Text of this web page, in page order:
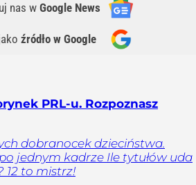
nas w Google News
źródło w Google
PRL-u. Rozpoznasz
dobranocek dzieciństwa.
jednym kadrze Ile tytułów uda
12 to mistrz!